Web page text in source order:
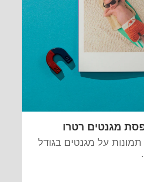
מגנטים רטרו
תמונות על מגנטים בגודל